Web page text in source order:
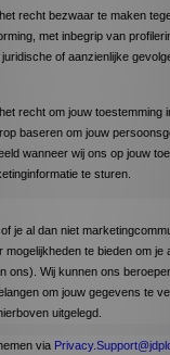
recht bezwaar te maken
met inbegrip van
of aanzienlijke
recht om jouw toestemming
baseren om jouw
wanneer wij ons op jouw
te sturen.
je al dan niet
te bieden om je
ons). Wij kunnen ons
om jouw gegevens te
uitgelegd.
via